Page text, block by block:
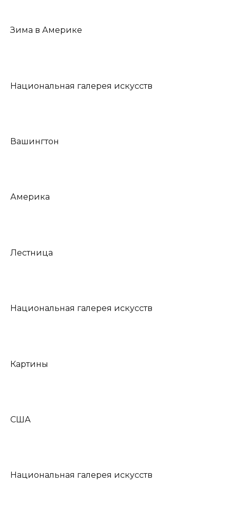
Зима в Америке
Национальная галерея искусств
Вашингтон
Америка
Лестница
Национальная галерея искусств
Картины
США
Национальная галерея искусств